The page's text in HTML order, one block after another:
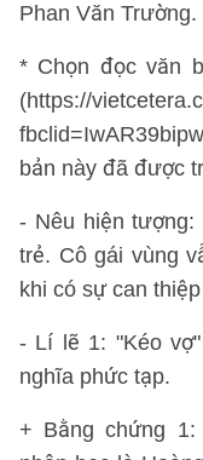
Phan Văn Trường.
* Chọn đọc văn
(https://
bản này đã được
- Nêu hiện tượng:
trẻ. Cô gái vùng
khi có sự can
- Lí lẽ 1: "Kéo
nghĩa phức tạp.
+ Bằng chứng